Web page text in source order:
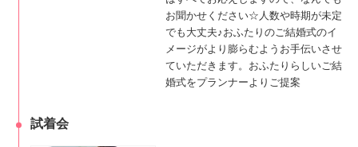
お聞かせください☆人数や時期が未定
でも大丈夫♪おふたりのご結婚式のイ
メージがより膨らむようお手伝いさせ
ていただきます。おふたりらしいご結
婚式をプランナーよりご提案
試着会